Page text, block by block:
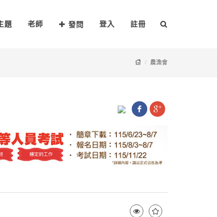
題 老師 發問 登入 註冊
農漁會